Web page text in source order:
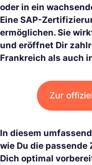
oder in ein
Eine SAP-
ermöglichen. Sie
und eröffnet Dir
Frankreich als auch
Zur
In diesem
wie Du die
Dich optimal